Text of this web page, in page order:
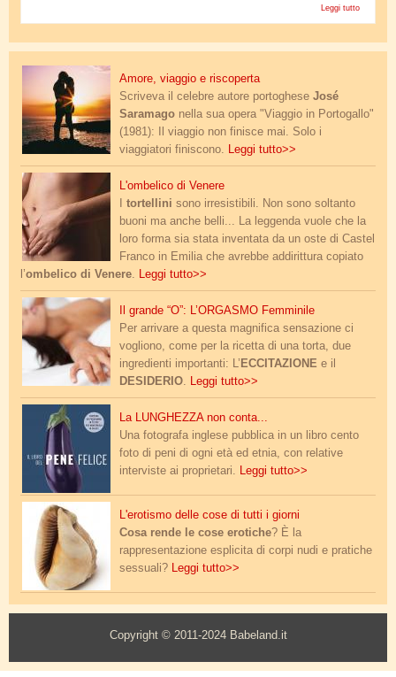
Leggi tutto
amore.jpg
Amore, viaggio e riscoperta
Scriveva il celebre autore portoghese José
Saramago nella sua opera "Viaggio in Portogallo"
(1981): Il viaggio non finisce mai. Solo i
viaggiatori finiscono. Leggi tutto>>
ombelico.jpg
L'ombelico di Venere
tortellini sono irresistibili. Non sono soltanto
buoni ma anche belli... La leggenda vuole che la
loro forma sia stata inventata da un oste di Castel
Franco in Emilia che avrebbe addirittura copiato
l’ombelico di Venere. Leggi tutto>>
orgasmo.jpg
Il grande “O”: L’ORGASMO Femminile
Per arrivare a questa magnifica sensazione ci
vogliono, come per la ricetta di una torta, due
ingredienti importanti: L’ ECCITAZIONE e il
DESIDERIO. Leggi tutto>>
pene_felice.jpg
La LUNGHEZZA non conta...
Una fotografa inglese pubblica in un libro cento
foto di peni di ogni età ed etnia, con relative
interviste ai proprietari. Leggi tutto>>
erotismo_delle_cose_1.jpgL'erotismo delle cose di tutti i giorni
Cosa rende le cose erotiche? È la
rappresentazione esplicita di corpi nudi e pratiche
sessuali? Leggi tutto>>
Copyright © 2011-2024 Babeland.it